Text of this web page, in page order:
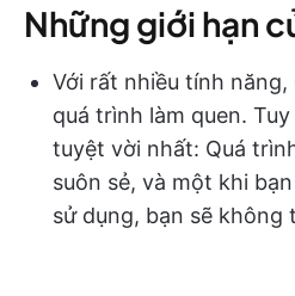
Những giới hạn
Với rất nhiều tính
quá trình làm quen.
tuyệt vời nhất: Quá
suôn sẻ, và một khi
sử dụng, bạn sẽ không